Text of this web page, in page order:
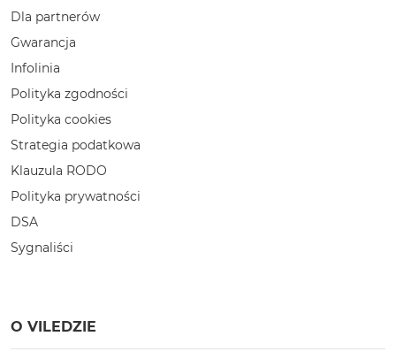
Dla partnerów
Gwarancja
Infolinia
Polityka zgodności
Polityka cookies
Strategia podatkowa
Klauzula RODO
Polityka prywatności
DSA
Sygnaliści
O VILEDZIE